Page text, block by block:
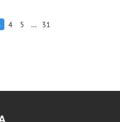
4 5 ... 31